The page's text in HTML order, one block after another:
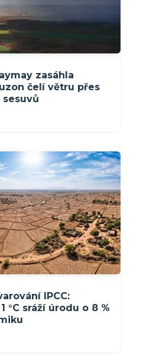
zasáhla
čelí větru přes
sesuvů
IPCC:
°C sráží úrodu o 8 %